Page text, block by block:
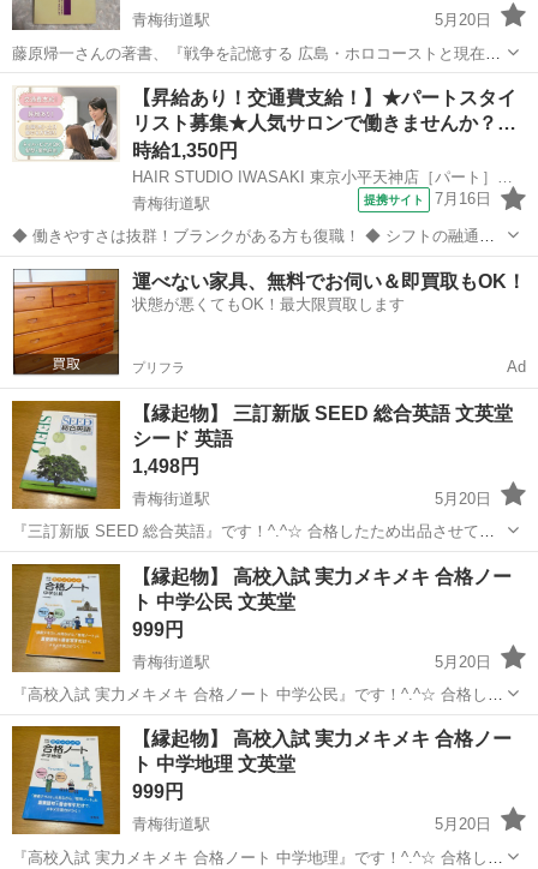
青梅街道駅
5月20日
藤原帰一さんの著書、『戦争を記憶する 広島・ホロコーストと現在』
です！^.^☆ ●定価：￥７２６ ----- 絶対平和を願う広島と、絶対悪に立
ち向かう責任を問うホロコーストの違いとは何か。なぜ反戦思想が生
まれ、一方で、...
東京 小平市 青梅街道駅 歴史、心理、教育 新書
【昇給あり！交通費支給！】★パートスタイ
リスト募集★人気サロンで働きませんか？…
時給1,350円
青梅街道駅
提携サイト 7月16日
◆ 働きやすさは抜群！ブランクがある方も復職！ ◆ シフトの融通が
利くため、自分のライフスタイルに合わせて働けます◎ブランクのあ
る方も分かりやすいレッスンで技術に自信をつけてから安心してデビ
ューできます 働きやすさは抜群...
東京 小平市 青梅街道駅 美容師
運べない家具、無料でお伺い＆即買取もOK！
状態が悪くてもOK！最大限買取します
プリフラ Ad
【縁起物】 三訂新版 SEED 総合英語 文英堂
シード 英語
1,498円
青梅街道駅
5月20日
『三訂新版 SEED 総合英語』です！^.^☆ 合格したため出品させてい
ただきます。 書き込みはありません。 多少のused感はあるかと思い
ますが、ご使用いただくのに問題はありません。 ※中古品であるとい
うことをご理...
東京 小平市 青梅街道駅 参考書 文英堂
【縁起物】 高校入試 実力メキメキ 合格ノー
ト 中学公民 文英堂
999円
青梅街道駅
5月20日
『高校入試 実力メキメキ 合格ノート 中学公民』です！^.^☆ 合格した
ため出品させていただきます。 同じシリーズの歴史と地理も出品して
おりますので、そちらも是非チェックしてみてください♪ ------- 「講義
テキ...
東京 小平市 青梅街道駅 参考書 文英堂
【縁起物】 高校入試 実力メキメキ 合格ノー
ト 中学地理 文英堂
999円
青梅街道駅
5月20日
『高校入試 実力メキメキ 合格ノート 中学地理』です！^.^☆ 合格した